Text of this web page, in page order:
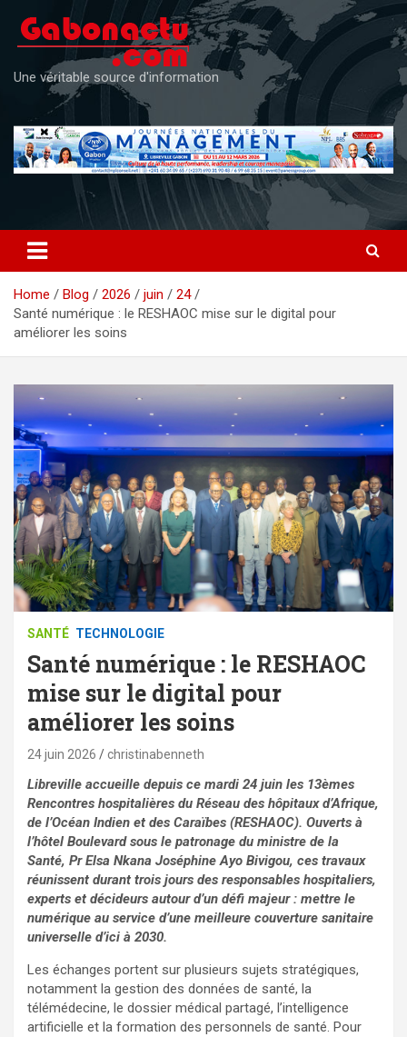
content
Une véritable source d'information
Home Blog 2026 juin
24
Santé numérique : le RESHAOC mise sur le digital pour
améliorer les soins
SANTÉ TECHNOLOGIE
Santé numérique : le RESHAOC
mise sur le digital pour
améliorer les soins
24 juin 2026 christinabenneth
Libreville accueille depuis ce mardi 24 juin les 13èmes
Rencontres hospitalières du Réseau des hôpitaux d’Afrique,
de l’Océan Indien et des Caraïbes (RESHAOC). Ouverts à
l’hôtel Boulevard sous le patronage du ministre de la
Santé, Pr Elsa Nkana Joséphine Ayo Bivigou, ces travaux
réunissent durant trois jours des responsables hospitaliers,
experts et décideurs autour d’un défi majeur : mettre le
numérique au service d’une meilleure couverture sanitaire
universelle d’ici à 2030.
Les échanges portent sur plusieurs sujets stratégiques,
notamment la gestion des données de santé, la
télémédecine, le dossier médical partagé, l’intelligence
artificielle et la formation des personnels de santé. Pour